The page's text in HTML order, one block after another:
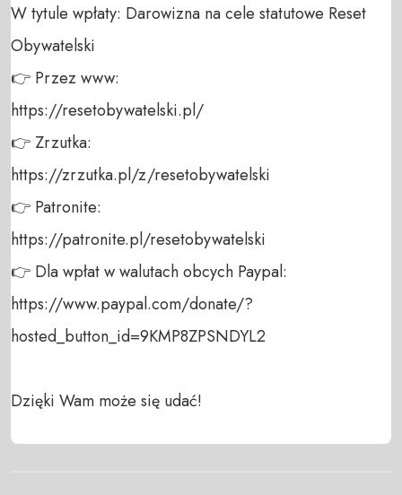
W tytule wpłaty: Darowizna na cele statutowe Reset
Obywatelski
👉 Przez www:
https://resetobywatelski.pl/
👉 Zrzutka:
https://zrzutka.pl/z/resetobywatelski
👉 Patronite:
https://patronite.pl/resetobywatelski
👉 Dla wpłat w walutach obcych Paypal:
https://www.paypal.com/donate/?
hosted_button_id=9KMP8ZPSNDYL2
Dzięki Wam może się udać!